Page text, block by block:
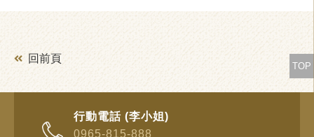
回前頁
TOP
行動電話 (李小姐)
0965-815-888